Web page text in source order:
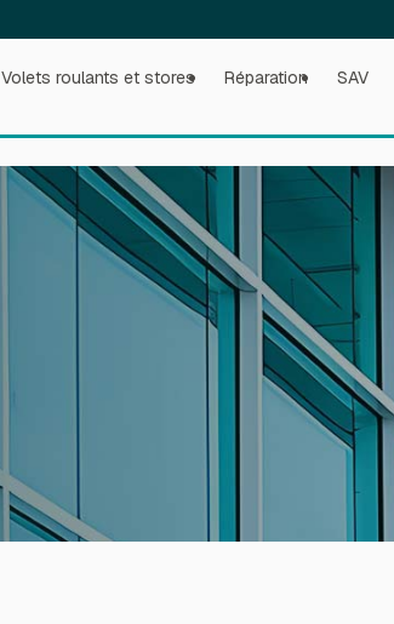
Volets roulants et stores Réparation SAV